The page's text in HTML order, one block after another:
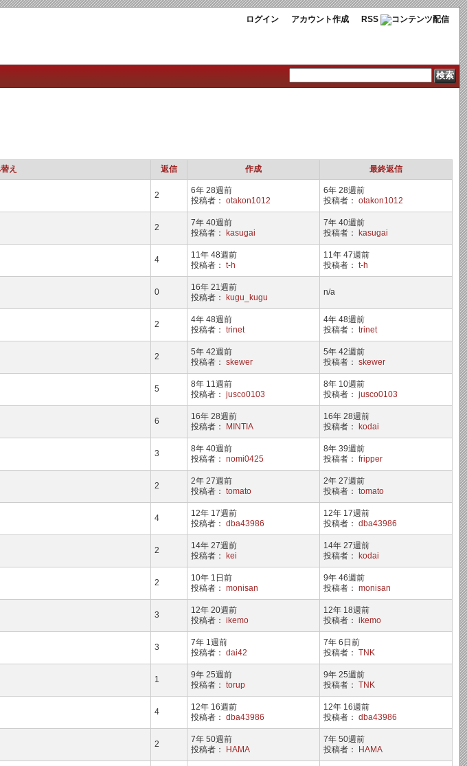
ログイン アカウント作成 RSS
返信 作成 最終返信
2
6年 28週前
投稿者： otakon1012
6年 28週前
投稿者： otakon1012
2
7年 40週前
投稿者：
kasugai
7年 40週前
投稿者：
kasugai
4
11年 48週前
投稿者： t-h
11年 47週前
投稿者： t-h
0
16年 21週前
投稿者：
kugu_kugu
n/a
2
4年 48週前
投稿者： trinet
4年 48週前
投稿者： trinet
2
5年 42週前
投稿者： skewer
5年 42週前
投稿者： skewer
5
8年 11週前
投稿者： jusco0103
8年 10週前
投稿者： jusco0103
6
16年 28週前
投稿者：
MINTIA
16年 28週前
投稿者：
kodai
3
8年 40週前
投稿者： nomi0425
8年 39週前
投稿者： fripper
2
2年 27週前
投稿者： tomato
2年 27週前
投稿者： tomato
4
12年 17週前
投稿者： dba43986
12年 17週前
投稿者： dba43986
2
14年 27週前
投稿者：
kei
14年 27週前
投稿者：
kodai
2
10年 1日前
投稿者： monisan
9年 46週前
投稿者： monisan
3
12年 20週前
投稿者： ikemo
12年 18週前
投稿者： ikemo
3
7年 1週前
投稿者： dai42
7年 6日前
投稿者： TNK
1
9年 25週前
投稿者： torup
9年 25週前
投稿者： TNK
4
12年 16週前
投稿者： dba43986
12年 16週前
投稿者： dba43986
2
7年 50週前
投稿者：
HAMA
7年 50週前
投稿者：
HAMA